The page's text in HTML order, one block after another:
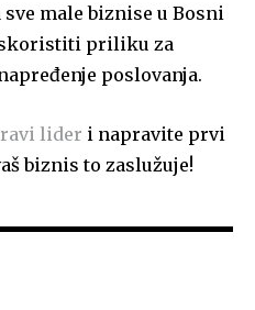
male biznise u Bosni
priliku za
poslovanja.
lider i napravite prvi
biznis to zaslužuje!